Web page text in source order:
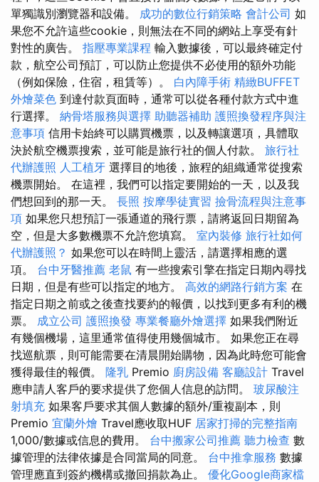
單獨識別瀏覽器和設備。 成功的數位行銷策略 會計公司 如
果您不允許這些cookie，則無法在不同的網站上享受有針
對性的廣告。 指壓專業課程 輸入數據後，可以最終確定付
款，航空公司預訂，可以防止您提供不必使用的額外功能
（例如保險，住宿，租賃等）。 白內障手術 精緻BUFFET
外燴菜色 到達付款頁面時，通常可以從各種付款方式中進
行選擇。 納骨塔服務與選擇 助聽器補助 護照換發程序與注
意事項 信用卡始終可以購買機票，以及轉讓選項，具體取
決於航空機票搜索，並可能是旅行社的個人付款。 旅行社
代辦護照 人工植牙 選擇目的地後，旅程的組織通常從搜索
機票開始。 在這裡，我們可以指定要開始的一天，以及我
們想回到的那一天。 長照 按摩學徒實習 撿骨流程與注意事
項 如果您只想預訂一張通道的飛行票，請將返回日期留為
空，但是大多數機票不允許您填寫。 室內裝修 旅行社如何
代辦護照？ 如果您可以在時間上靈活，請選擇相應的選
項。 台中牙醫推薦 老鼠 有一些搜索引擎在指定日期內尋找
日期，但是有些可以指定的地方。 高效的網路行銷方案 在
指定日期之前或之後查找要約的報價，以找到更多有利的機
票。 成立公司 護照換發 專業餐廳外燴選擇 如果我們附近
有幾個機場，這里通常值得使用幾個城市。 如果您正在尋
找巡航票，則可能需要在清晨開始購物，因為此時您可能會
獲得最佳的報價。 隆乳 Premio 廚房設備 客廳設計 Travel
應申請人客戶的要求提供了您個人信息的訪問。 玻尿酸注
射填充 如果客戶要求其個人數據的額外/重複副本，則
Premio 宜蘭外燴 Travel應收取HUF 居家打掃的完整指南
1,000/數據或信息的費用。 台中搬家公司推薦 聽力檢查 數
據管理的法律依據是合同當局的同意。 台中推拿服務 數據
管理應直到簽約機構或撤回捐款為止。 優化Google商家檔